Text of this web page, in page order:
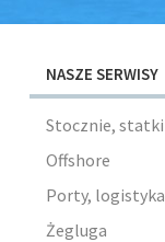
NASZE SERWISY
Stocznie, statki
Offshore
Porty, logistyka
Żegluga